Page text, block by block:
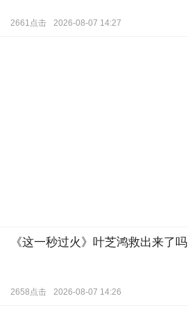
2661点击 2026-08-07 14:27
《这一秒过火》叶芝鸿救出来了吗
2658点击 2026-08-07 14:26